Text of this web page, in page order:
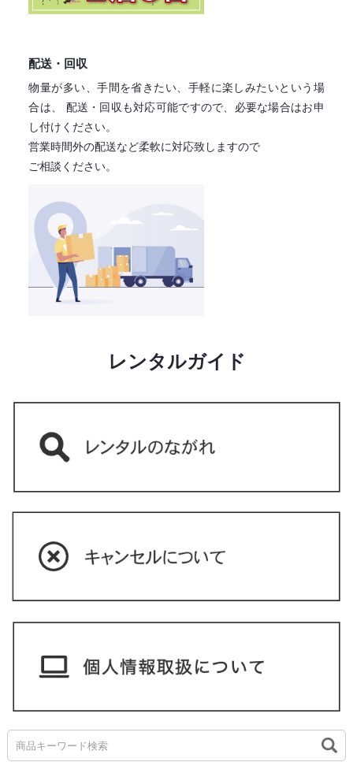
配送・回収
物量が多い、手間を省きたい、手軽に楽しみたいという場
合は、
配送・回収も対応可能ですので、必要な場合はお申
し付けください。
営業時間外の配送など柔軟に対応致しますので
ご相談ください。
レンタルガイド